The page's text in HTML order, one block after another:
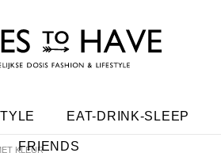
EAT-DRINK-SLEEP
FRIENDS
KLEUR